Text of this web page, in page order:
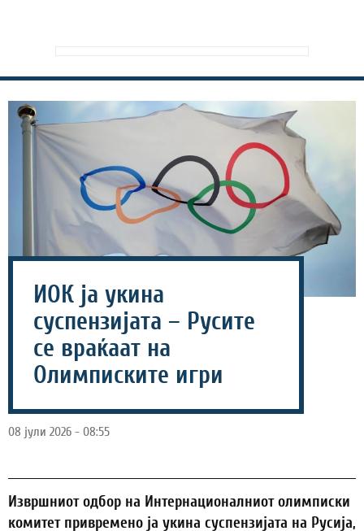
ИОК ја укина
суспензијата – Русите
се враќаат на
Олимписките игри
08 јули 2026 - 08:55
Извршниот одбор на Интернационалниот олимписки
комитет привремено ја укина суспензијата на Русија,